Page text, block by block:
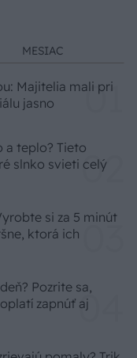
MESIAC
Majitelia mali pri
jasno
a teplo? Tieto
slnko svieti celý
si za 5 minút
ktorá ich
Pozrite sa,
zapnúť aj